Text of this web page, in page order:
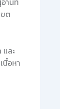
ต
และ
นื้อหา